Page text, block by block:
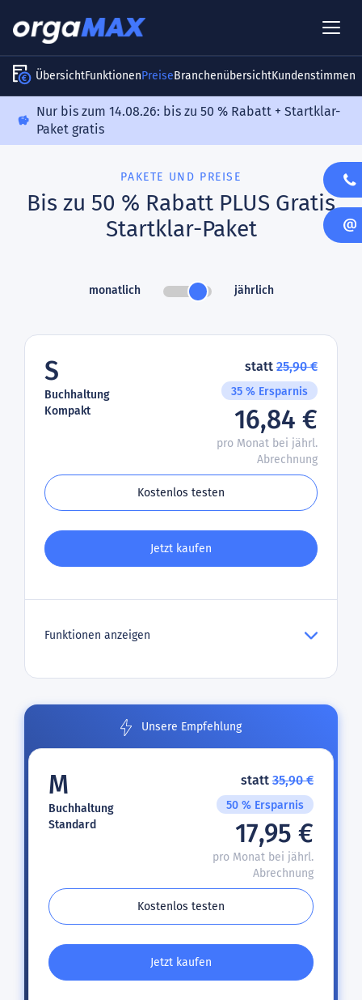
ÜbersichtFunktionenPreiseBranchenübersichtKundenstimmen
Nur bis zum 14.08.26: bis zu 50 % Rabatt + Startklar-
Paket gratis
PAKETE UND PREISE
Bis zu 50 % Rabatt PLUS Gratis
Startklar-Paket
monatlich jährlich
S
Buchhaltung
Kompakt
statt 25,90 €
35 % Ersparnis
16,84 €
pro Monat bei jährl.
Abrechnung
Kostenlos testen
Jetzt kaufen
Funktionen anzeigen
Unsere Empfehlung
M
Buchhaltung
Standard
statt 35,90 €
50 % Ersparnis
17,95 €
pro Monat bei jährl.
Abrechnung
Kostenlos testen
Jetzt kaufen